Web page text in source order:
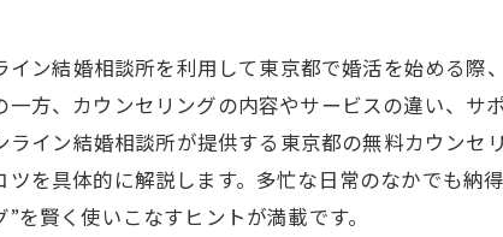
イン結婚相談所を利用して東京都で婚活を始める
一方、カウンセリングの内容やサービスの違い、
ライン結婚相談所が提供する東京都の無料カウン
ツを具体的に解説します。多忙な日常のなかでも
を賢く使いこなすヒントが満載です。